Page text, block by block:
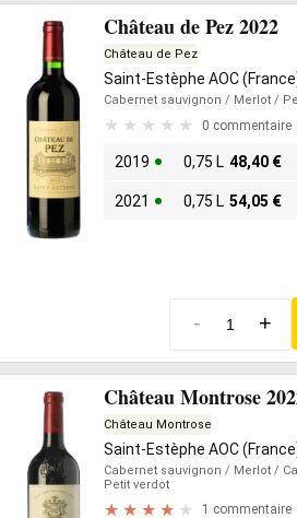
Château de Pez 2022
Château de Pez
Saint-Estèphe AOC
Cabernet sauvignon / Merlot /
0 commentaire
2019 0,75 L 48,40 €
2021 0,75 L 54,05 €
- +
Château Montrose
Château Montrose
Saint-Estèphe AOC
Cabernet sauvignon / Merlot /
Petit verdot
1 commentaire